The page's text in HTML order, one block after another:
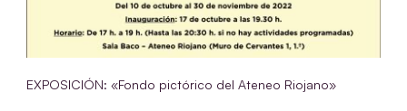
EXPOSICIÓN: «Fondo pictórico del Ateneo Riojano»